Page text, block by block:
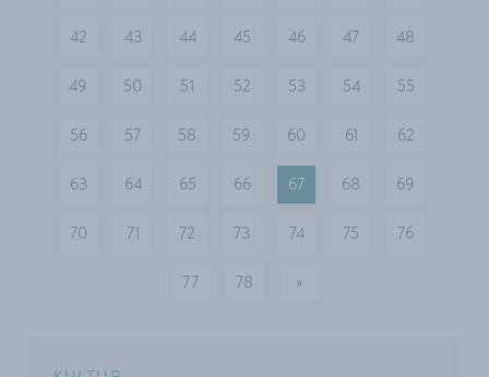
42 43 44 45 46 47 48
49 50 51 52 53 54 55
56 57 58 59 60 61 62
63 64 65 66 67 68 69
70 71 72 73 74 75 76
77 78 »